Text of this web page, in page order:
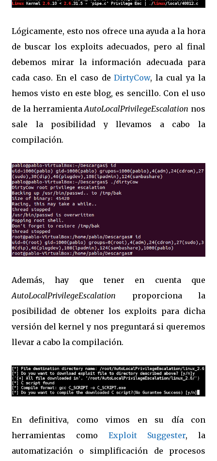
Lógicamente, esto nos ofrece una ayuda a la hora
de buscar los exploits adecuados, pero al final
debemos mirar la información adecuada para
cada caso. En el caso deDirtyCow, la cual ya la
hemos visto en este blog, es sencillo. Con el uso
de la herramientaAutoLocalPrivilegeEscalation nos
sale la posibilidad y llevamos a cabo la
compilación.
Además, hay que tener en cuenta que
AutoLocalPrivilegeEscalation proporciona la
posibilidad de obtener los exploits para dicha
versión del kernel y nos preguntará si queremos
llevar a cabo la compilación.
En definitiva, como vimos en su día con
herramientas como Exploit Suggester, la
automatización o simplificación de procesos